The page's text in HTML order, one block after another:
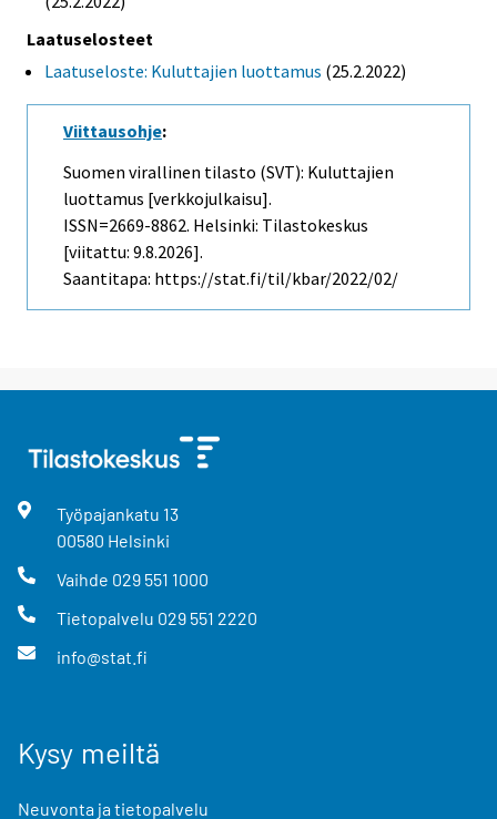
Laatuselosteet
Laatuseloste: Kuluttajien luottamus (25.2.2022)
Viittausohje:
Suomen virallinen tilasto (SVT): Kuluttajien
luottamus [verkkojulkaisu].
ISSN=2669-8862. Helsinki: Tilastokeskus
[viitattu: 9.8.2026].
Saantitapa: https://stat.fi/til/kbar/2022/02/
Työpajankatu 13
00580 Helsinki
Vaihde 029 551 1000
Tietopalvelu 029 551 2220
info@stat.fi
Kysy meiltä
Neuvonta ja tietopalvelu